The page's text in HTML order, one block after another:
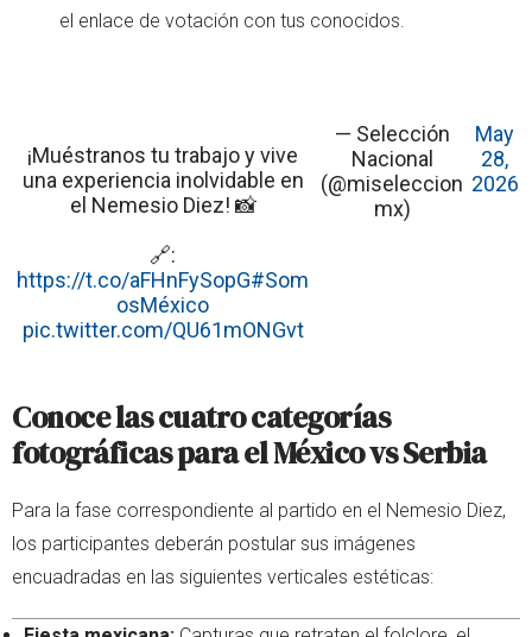
el enlace de votación con tus conocidos.
¡Muéstranos tu trabajo y vive
una experiencia inolvidable en
el Nemesio Diez! 📸
🔗:
https://t.co/aFHnFySopG#Som
osMéxico
pic.twitter.com/QU61mONGvt
— Selección
Nacional
(@miseleccion
mx)
May
28,
2026
Conoce las cuatro categorías
fotográficas para el México vs Serbia
Para la fase correspondiente al partido en el Nemesio Diez,
los participantes deberán postular sus imágenes
encuadradas en las siguientes verticales estéticas: